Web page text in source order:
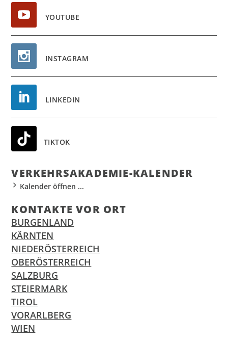
YOUTUBE
INSTAGRAM
LINKEDIN
TIKTOK
VER­KEHR­S­AKA­DE­MIE-KALEN­DER
Kalender öffnen ...
KON­TAK­TE VOR ORT
BURGENLAND
KÄRNTEN
NIEDERÖSTERREICH
OBERÖSTERREICH
SALZBURG
STEIERMARK
TIROL
VORARLBERG
WIEN